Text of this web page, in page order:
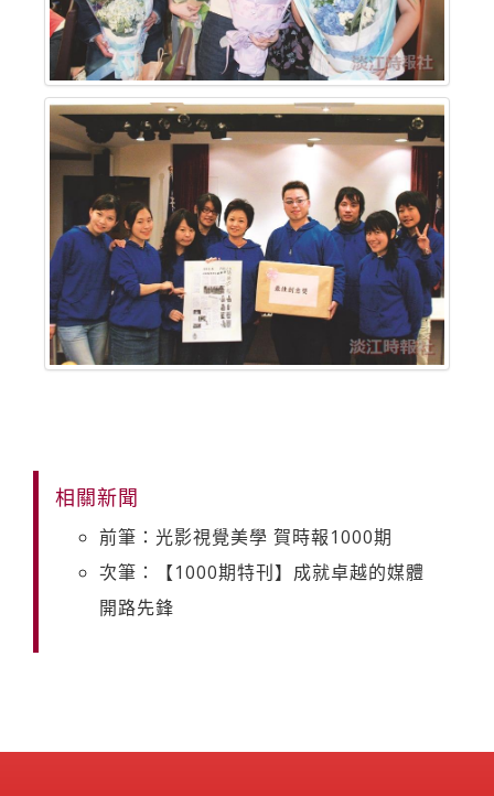
相關新聞
前筆：光影視覺美學 賀時報1000期
次筆：【1000期特刊】成就卓越的媒體
開路先鋒